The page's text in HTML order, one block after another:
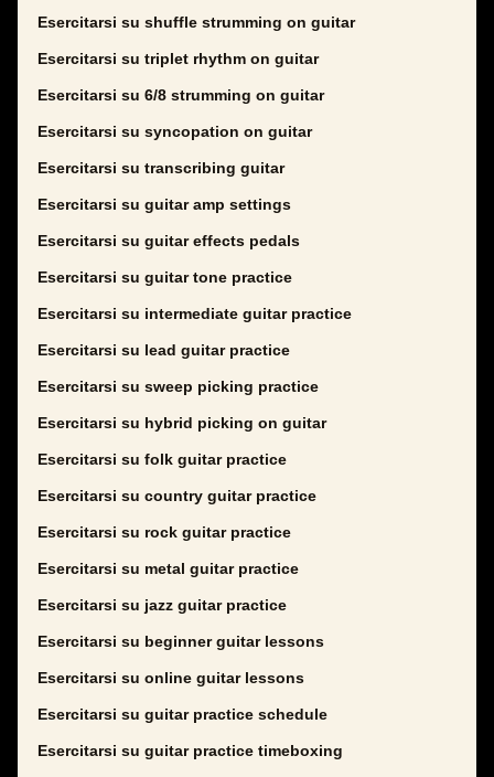
Esercitarsi su shuffle strumming on guitar
Esercitarsi su triplet rhythm on guitar
Esercitarsi su 6/8 strumming on guitar
Esercitarsi su syncopation on guitar
Esercitarsi su transcribing guitar
Esercitarsi su guitar amp settings
Esercitarsi su guitar effects pedals
Esercitarsi su guitar tone practice
Esercitarsi su intermediate guitar practice
Esercitarsi su lead guitar practice
Esercitarsi su sweep picking practice
Esercitarsi su hybrid picking on guitar
Esercitarsi su folk guitar practice
Esercitarsi su country guitar practice
Esercitarsi su rock guitar practice
Esercitarsi su metal guitar practice
Esercitarsi su jazz guitar practice
Esercitarsi su beginner guitar lessons
Esercitarsi su online guitar lessons
Esercitarsi su guitar practice schedule
Esercitarsi su guitar practice timeboxing